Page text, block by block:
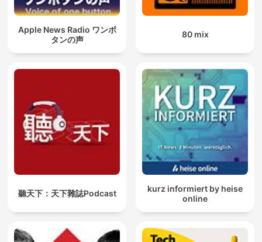
Apple News Radio ワンボ
タンの声
80 mix
聽天下：天下雜誌Podcast
kurz informiert by heise
online